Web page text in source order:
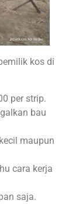
kos di
per strip.
bau
maupun
cara kerja
saja.